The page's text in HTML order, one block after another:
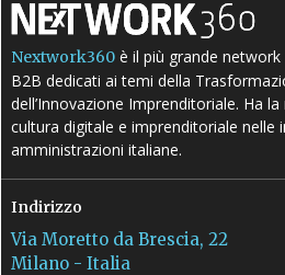
Nextwork360 è il più grande
B2B dedicati ai temi della
dell’Innovazione Imprenditoriale. Ha
cultura digitale e imprenditoriale nelle
amministrazioni italiane.
Indirizzo
Via Moretto da Brescia, 22
Milano - Italia